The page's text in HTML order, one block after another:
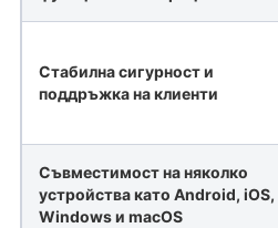
Стабилна сигурност и
поддръжка на клиенти
Съвместимост на няколко
устройства като Android, iOS,
Windows и macOS